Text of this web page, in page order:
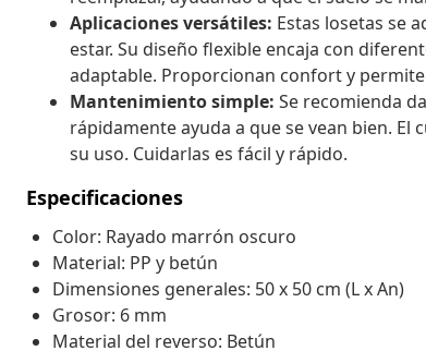
Aplicaciones versátiles: Estas losetas se
estar. Su diseño flexible encaja con
adaptable. Proporcionan confort y
Mantenimiento simple: Se recomienda
rápidamente ayuda a que se vean bien.
su uso. Cuidarlas es fácil y rápido.
Especificaciones
Color: Rayado marrón oscuro
Material: PP y betún
Dimensiones generales: 50 x 50 cm (L x An)
Grosor: 6 mm
Material del reverso: Betún